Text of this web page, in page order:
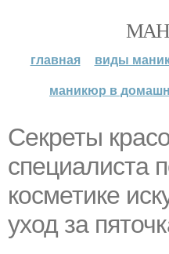
главная виды
маникюр в
Секреты
специалиста
косметике
уход за